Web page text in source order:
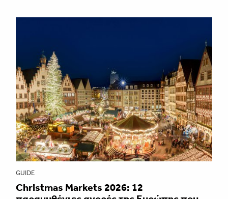
GUIDE
Christmas Markets 2026: 12